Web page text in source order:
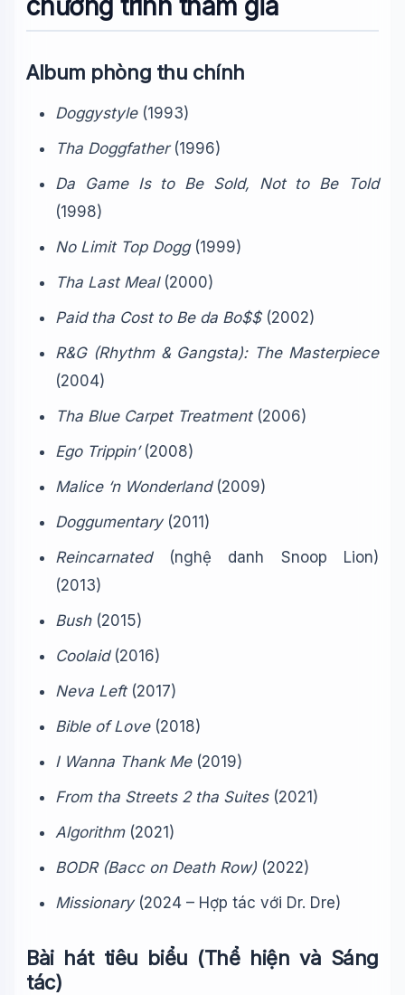
chương trình tham gia
Album phòng thu chính
Doggystyle(1993)
Tha Doggfather(1996)
Da Game Is to Be Sold, Not to Be Told
(1998)
No Limit Top Dogg(1999)
Tha Last Meal(2000)
Paid tha Cost to Be da Bo$$(2002)
R&G (Rhythm & Gangsta): The Masterpiece
(2004)
Tha Blue Carpet Treatment(2006)
Ego Trippin’(2008)
Malice ‘n Wonderland(2009)
Doggumentary(2011)
Reincarnated(nghệ danh Snoop Lion)
(2013)
Bush(2015)
Coolaid(2016)
Neva Left(2017)
Bible of Love(2018)
I Wanna Thank Me(2019)
From tha Streets 2 tha Suites(2021)
Algorithm(2021)
BODR (Bacc on Death Row) (2022)
Missionary(2024 – Hợp tác với Dr. Dre)
Bài hát tiêu biểu (Thể hiện và Sáng
tác)